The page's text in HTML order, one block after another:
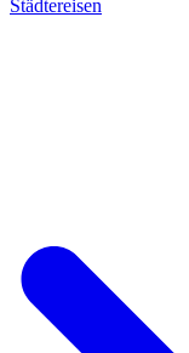
Städtereisen